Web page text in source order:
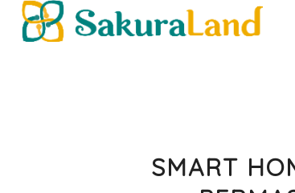
SMART